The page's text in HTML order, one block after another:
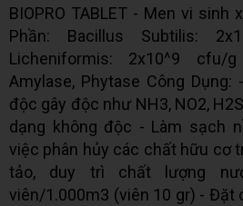
BIOPRO TABLET - Men vi sinh
Phần: Bacillus Subtilis:
Licheniformis: 2x10^9 cfu/g
Amylase, Phytase Công
độc gây độc như NH3, NO2,
dạng không độc - Làm sạch
việc phân hủy các chất hữu cơ
tảo, duy trì chất lượng
viên/1.000m3 (viên 10 gr) - Đặt